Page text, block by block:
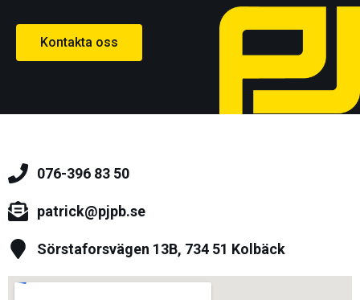
Kontakta oss
076-396 83 50
patrick@pjpb.se
Sörstaforsvägen 13B, 734 51 Kolbäck